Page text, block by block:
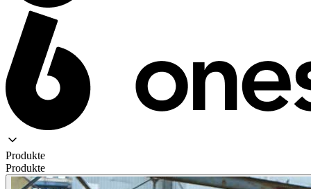
Produkte
Produkte